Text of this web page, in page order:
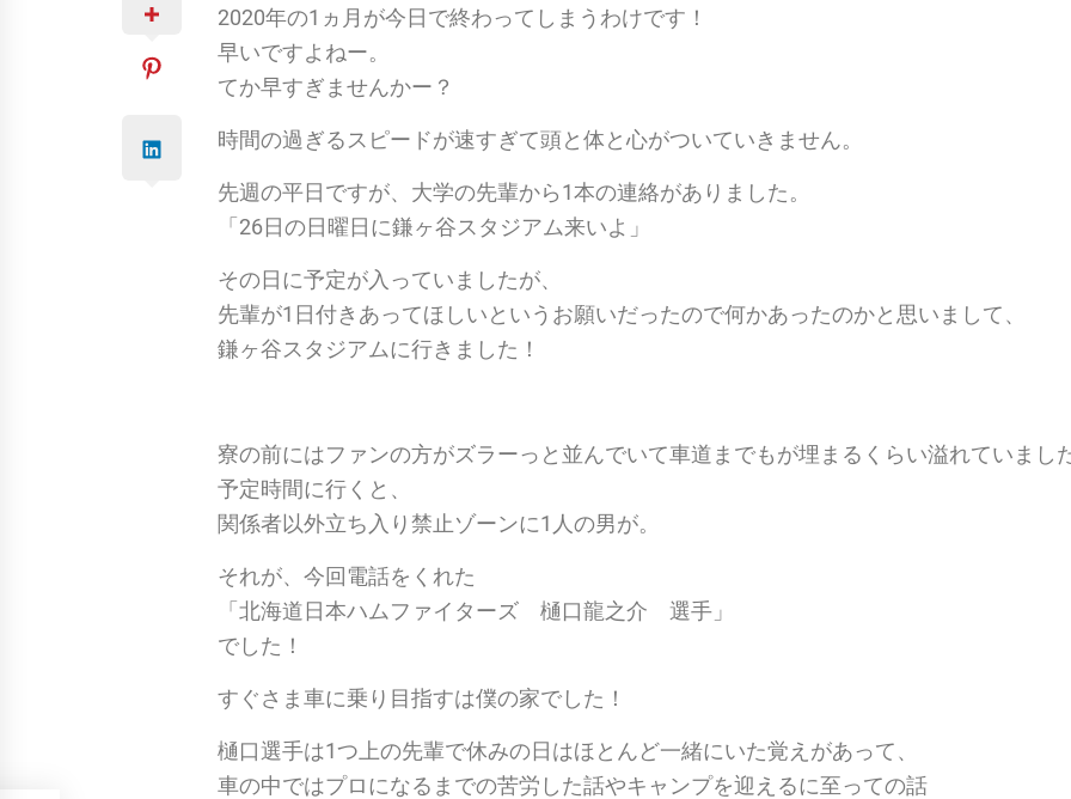
2020年の1ヵ月が今日で終わってしまうわけです！
早いですよねー。
てか早すぎませんかー？
時間の過ぎるスピードが速すぎて頭と体と心がついていきません。
先週の平日ですが、大学の先輩から1本の連絡がありました。
「26日の日曜日に鎌ヶ谷スタジアム来いよ」
その日に予定が入っていましたが、
先輩が1日付きあってほしいというお願いだったので何かあったのかと思いまして、
鎌ヶ谷スタジアムに行きました！
寮の前にはファンの方がズラーっと並んでいて車道までもが埋まるくらい溢れていまし
予定時間に行くと、
関係者以外立ち入り禁止ゾーンに1人の男が。
それが、今回電話をくれた
「北海道日本ハムファイターズ 樋口龍之介 選手」
でした！
すぐさま車に乗り目指すは僕の家でした！
樋口選手は1つ上の先輩で休みの日はほとんど一緒にいた覚えがあって、
車の中ではプロになるまでの苦労した話やキャンプを迎えるに至っての話